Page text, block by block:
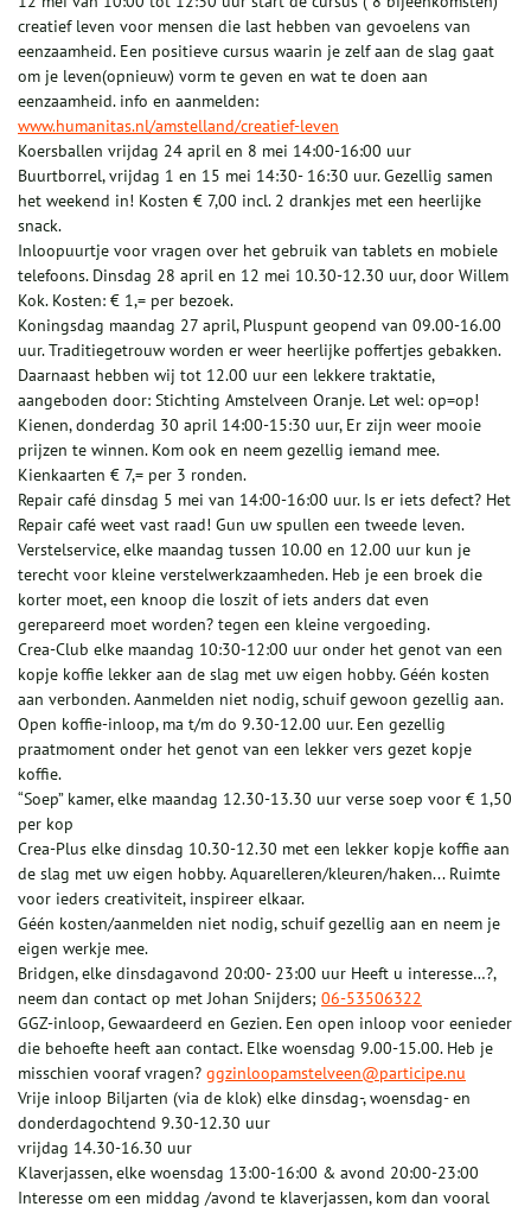
creatief leven voor mensen die last hebben van gevoelens van
eenzaamheid. Een positieve cursus waarin je zelf aan de slag gaat
om je leven(opnieuw) vorm te geven en wat te doen aan
eenzaamheid. info en aanmelden:
www.humanitas.nl/amstelland/creatief-leven
Koersballen vrijdag 24 april en 8 mei 14:00-16:00 uur
Buurtborrel, vrijdag 1 en 15 mei 14:30- 16:30 uur. Gezellig samen
het weekend in! Kosten € 7,00 incl. 2 drankjes met een heerlijke
snack.
Inloopuurtje voor vragen over het gebruik van tablets en mobiele
telefoons. Dinsdag 28 april en 12 mei 10.30-12.30 uur, door Willem
Kok. Kosten: € 1,= per bezoek.
Koningsdag maandag 27 april, Pluspunt geopend van 09.00-16.00
uur. Traditiegetrouw worden er weer heerlijke poffertjes gebakken.
Daarnaast hebben wij tot 12.00 uur een lekkere traktatie,
aangeboden door: Stichting Amstelveen Oranje. Let wel: op=op!
Kienen, donderdag 30 april 14:00-15:30 uur, Er zijn weer mooie
prijzen te winnen. Kom ook en neem gezellig iemand mee.
Kienkaarten € 7,= per 3 ronden.
Repair café dinsdag 5 mei van 14:00-16:00 uur. Is er iets defect? Het
Repair café weet vast raad! Gun uw spullen een tweede leven.
Verstelservice, elke maandag tussen 10.00 en 12.00 uur kun je
terecht voor kleine verstelwerkzaamheden. Heb je een broek die
korter moet, een knoop die loszit of iets anders dat even
gerepareerd moet worden? tegen een kleine vergoeding.
Crea-Club elke maandag 10:30-12:00 uur onder het genot van een
kopje koffie lekker aan de slag met uw eigen hobby. Géén kosten
aan verbonden. Aanmelden niet nodig, schuif gewoon gezellig aan.
Open koffie-inloop, ma t/m do 9.30-12.00 uur. Een gezellig
praatmoment onder het genot van een lekker vers gezet kopje
koffie.
“Soep” kamer, elke maandag 12.30-13.30 uur verse soep voor € 1,50
per kop
Crea-Plus elke dinsdag 10.30-12.30 met een lekker kopje koffie aan
de slag met uw eigen hobby. Aquarelleren/kleuren/haken... Ruimte
voor ieders creativiteit, inspireer elkaar.
Géén kosten/aanmelden niet nodig, schuif gezellig aan en neem je
eigen werkje mee.
Bridgen, elke dinsdagavond 20:00- 23:00 uur Heeft u interesse…?,
neem dan contact op met Johan Snijders; 06-53506322
GGZ-inloop, Gewaardeerd en Gezien. Een open inloop voor eenieder
die behoefte heeft aan contact. Elke woensdag 9.00-15.00. Heb je
misschien vooraf vragen? ggzinloopamstelveen@participe.nu
Vrije inloop Biljarten (via de klok) elke dinsdag-, woensdag- en
donderdagochtend 9.30-12.30 uur
vrijdag 14.30-16.30 uur
Klaverjassen, elke woensdag 13:00-16:00 & avond 20:00-23:00
Interesse om een middag /avond te klaverjassen, kom dan vooral